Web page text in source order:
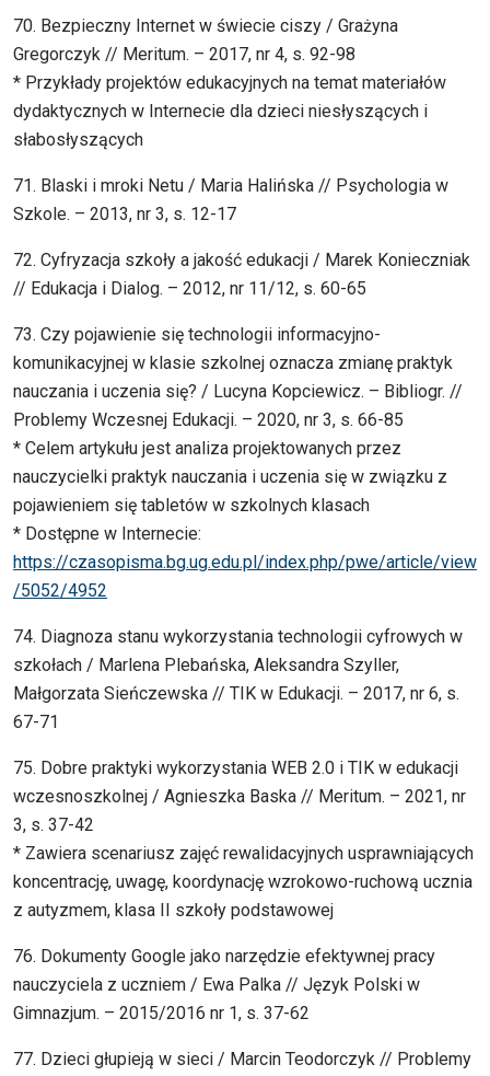
70. Bezpieczny Internet w świecie ciszy / Grażyna
Gregorczyk // Meritum. – 2017, nr 4, s. 92-98
* Przykłady projektów edukacyjnych na temat materiałów
dydaktycznych w Internecie dla dzieci niesłyszących i
słabosłyszących
71. Blaski i mroki Netu / Maria Halińska // Psychologia w
Szkole. – 2013, nr 3, s. 12-17
72. Cyfryzacja szkoły a jakość edukacji / Marek Konieczniak
// Edukacja i Dialog. – 2012, nr 11/12, s. 60-65
73. Czy pojawienie się technologii informacyjno-
komunikacyjnej w klasie szkolnej oznacza zmianę praktyk
nauczania i uczenia się? / Lucyna Kopciewicz. – Bibliogr. //
Problemy Wczesnej Edukacji. – 2020, nr 3, s. 66-85
* Celem artykułu jest analiza projektowanych przez
nauczycielki praktyk nauczania i uczenia się w związku z
pojawieniem się tabletów w szkolnych klasach
* Dostępne w Internecie:
https://czasopisma.bg.ug.edu.pl/index.php/pwe/article/view
/5052/4952
74. Diagnoza stanu wykorzystania technologii cyfrowych w
szkołach / Marlena Plebańska, Aleksandra Szyller,
Małgorzata Sieńczewska // TIK w Edukacji. – 2017, nr 6, s.
67-71
75. Dobre praktyki wykorzystania WEB 2.0 i TIK w edukacji
wczesnoszkolnej / Agnieszka Baska // Meritum. – 2021, nr
3, s. 37-42
* Zawiera scenariusz zajęć rewalidacyjnych usprawniających
koncentrację, uwagę, koordynację wzrokowo-ruchową ucznia
z autyzmem, klasa II szkoły podstawowej
76. Dokumenty Google jako narzędzie efektywnej pracy
nauczyciela z uczniem / Ewa Palka // Język Polski w
Gimnazjum. – 2015/2016 nr 1, s. 37-62
77. Dzieci głupieją w sieci / Marcin Teodorczyk // Problemy